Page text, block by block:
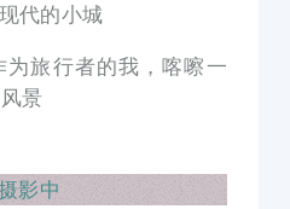
代的小城
旅行者的我，喀嚓一
景